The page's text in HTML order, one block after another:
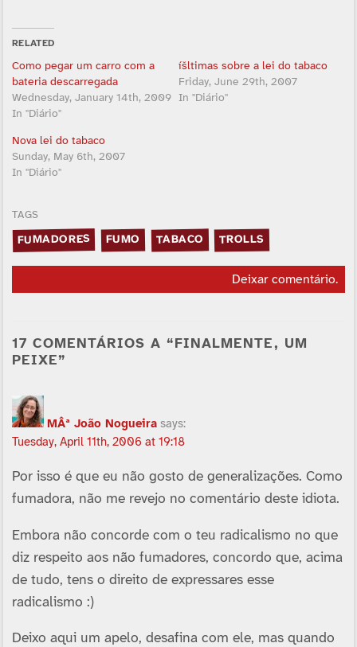
RELATED
Como pegar um carro com a
bateria descarregada
Wednesday, January 14th, 2009
In "Diário"
íšltimas sobre a lei do tabaco
Friday, June 29th, 2007
In "Diário"
Nova lei do tabaco
Sunday, May 6th, 2007
In "Diário"
TAGS
FUMADORES FUMO TABACO TROLLS
Deixar comentário.
17 COMENTÁRIOS A “FINALMENTE, UM
PEIXE”
MÂª João Nogueira says:
Tuesday, April 11th, 2006 at 19:18
Por isso é que eu não gosto de generalizações. Como
fumadora, não me revejo no comentário deste idiota.
Embora não concorde com o teu radicalismo no que
diz respeito aos não fumadores, concordo que, acima
de tudo, tens o direito de expressares esse
radicalismo :)
Deixo aqui um apelo, desafina com ele, mas quando